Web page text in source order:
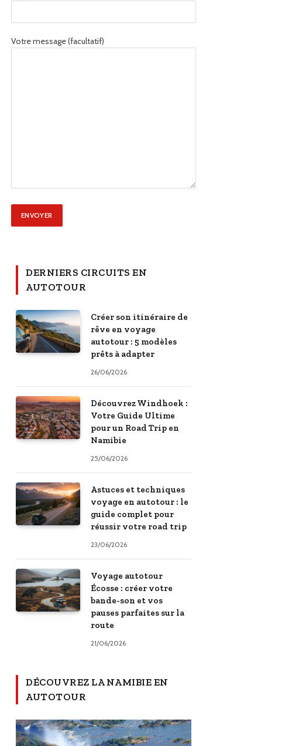
Votre message (facultatif)
DERNIERS CIRCUITS EN
AUTOTOUR
Créer son itinéraire de
rêve en voyage
autotour : 5 modèles
prêts à adapter
26/06/2026
Découvrez Windhoek :
Votre Guide Ultime
pour un Road Trip en
Namibie
25/06/2026
Astuces et techniques
voyage en autotour : le
guide complet pour
réussir votre road trip
23/06/2026
Voyage autotour
Écosse : créer votre
bande-son et vos
pauses parfaites sur la
route
21/06/2026
DÉCOUVREZ LA NAMIBIE EN
AUTOTOUR